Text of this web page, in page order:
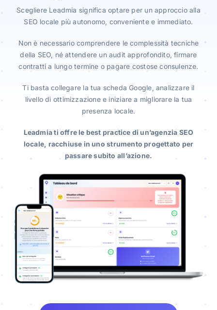
Scegliere Leadmia significa optare per un approccio alla
SEO locale più autonomo, conveniente e immediato.
Non è necessario comprendere le complessità tecniche
della SEO, né attendere un audit approfondito, firmare
contratti a lungo termine o pagare costose consulenze.
Ti basta collegare la tua scheda Google, analizzare il
livello di ottimizzazione e iniziare a migliorare la tua
presenza locale.
Leadmia ti offre le best practice di un’agenzia SEO
locale, racchiuse in uno strumento progettato per
passare subito all’azione.